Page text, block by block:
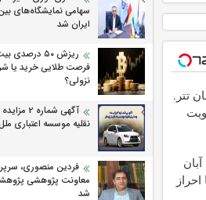
آبان تتر.
آبان
سهامی نمایشگاه‌های
ایران شد
ریزش ۵۰
فرصت طلایی خرید یا
نزولی؟
آگهی شماره
نقلیه موسسه اعتباری
فردین منصوری،
معاونت پژوهشی
شد